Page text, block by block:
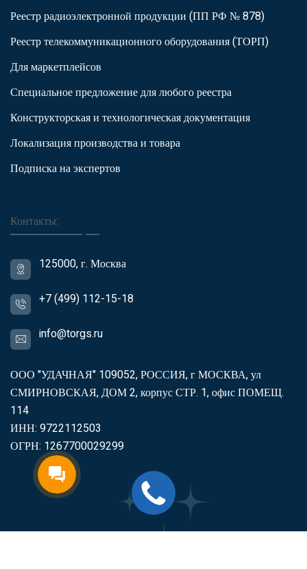
Реестр радиоэлектронной продукции (ПП РФ № 878)
Реестр телекоммуникационного оборудования (ТОРП)
Для маркетплейсов
Специальное предложение для любого реестра
Конструкторская и технологическая документация
Локализация производства и товара
Подписка на экспертов
Контакты:
125000, г. Москва
+7 (499) 112-15-18
info@torgs.ru
ООО "УДАЧНАЯ" 109052, РОССИЯ, г МОСКВА, ул
СМИРНОВСКАЯ, ДОМ 2, корпус СТР. 1, офис ПОМЕЩ.
114
ИНН: 9722112503
ОГРН: 1267700029299